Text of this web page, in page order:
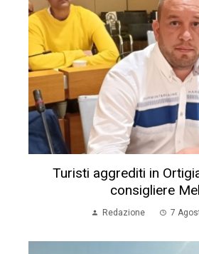
Turisti aggrediti in
consigliere
Redazione 7